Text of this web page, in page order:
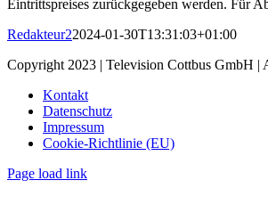
Eintrittspreises zurückgegeben werden. Für
Redakteur22024-01-30T13:31:03+01:00
Copyright 2023 | Television Cottbus GmbH |
Kontakt
Datenschutz
Impressum
Cookie-Richtlinie (EU)
Page load link